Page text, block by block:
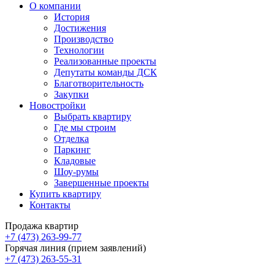
О компании
История
Достижения
Производство
Технологии
Реализованные проекты
Депутаты команды ДСК
Благотворительность
Закупки
Новостройки
Выбрать квартиру
Где мы строим
Отделка
Паркинг
Кладовые
Шоу-румы
Завершенные проекты
Купить квартиру
Контакты
Продажа квартир
+7 (473) 263-99-77
Горячая линия (прием заявлений)
+7 (473) 263-55-31